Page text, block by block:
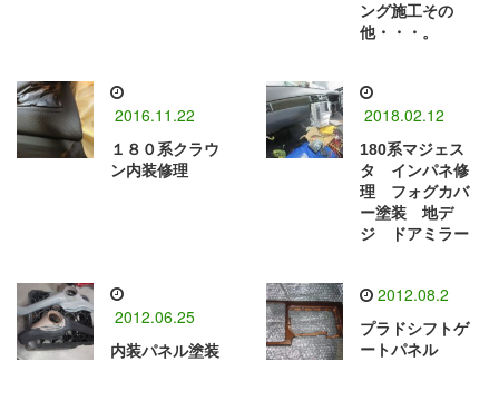
ング施工その
他・・・。
2016.11.22
１８０系クラウ
ン内装修理
2018.02.12
180系マジェス
タ インパネ修
理 フォグカバ
ー塗装 地デ
ジ ドアミラー
2012.06.25
内装パネル塗装
2012.08.2
プラドシフトゲ
ートパネル